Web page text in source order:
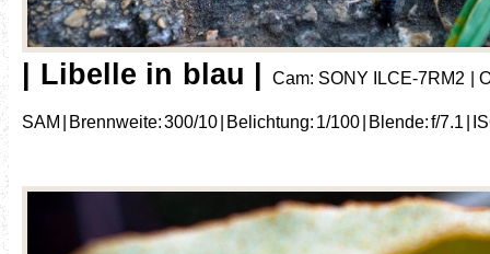
| Libelle in blau | Cam: SONY ILCE-7RM2 |
SAM | Brennweite: 300/10 | Belichtung: 1/100 | Blende: f/7.1 |